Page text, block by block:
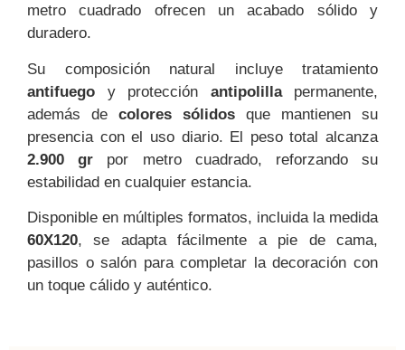
metro cuadrado ofrecen un acabado sólido y
duradero.
Su composición natural incluye tratamiento
antifuego y protección antipolillapermanente,
además de colores sólidos que mantienen su
presencia con el uso diario. El peso total alcanza
2.900 gr por metro cuadrado, reforzando su
estabilidad en cualquier estancia.
Disponible en múltiples formatos, incluida la medida
60X120, se adapta fácilmente a pie de cama,
pasillos o salón para completar la decoración con
un toque cálido y auténtico.